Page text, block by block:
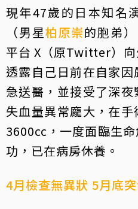
現年47歲的日本知名
（男星柏原崇的胞弟
平台 X（原Twitter）
透露自己日前在自家
急送醫，並接受了深
失血量異常龐大，在
3600cc，一度面臨生
功，已在病房休養。
4月檢查無異狀 5月底